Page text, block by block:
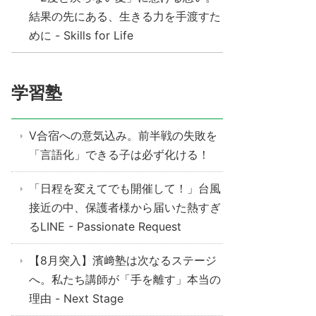
結果の先にある、生きる力を手渡すた
めに - Skills for Life
学習塾
V合宿への意気込み。前半戦の失敗を
「言語化」できる子は必ず化ける！
「日程を変えてでも開催して！」台風
接近の中、保護者様から届いた熱すぎ
るLINE - Passionate Request
【8月突入】濱﨑塾は次なるステージ
へ。私たち講師が「手を離す」本当の
理由 - Next Stage